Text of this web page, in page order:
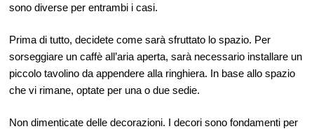
sono diverse per entrambi i casi.
Prima di tutto, decidete come sarà sfruttato lo spazio. Per
sorseggiare un caffè all’aria aperta, sarà necessario installare un
piccolo tavolino da appendere alla ringhiera. In base allo spazio
che vi rimane, optate per una o due sedie.
Non dimenticate delle decorazioni. I decori sono fondamenti per